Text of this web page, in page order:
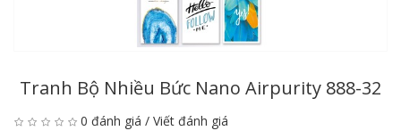
Tranh Bộ Nhiều Bức Nano Airpurity 888-32
0 đánh giá / Viết đánh giá